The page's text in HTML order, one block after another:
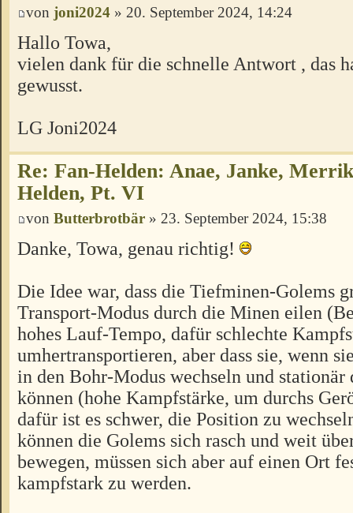
von joni2024 » 20. September 2024, 14:24
Hallo Towa,
vielen dank für die schnelle Antwort , das
gewusst.
LG Joni2024
Re: Fan-Helden: Anae, Janke,
Helden, Pt. VI
von Butterbrotbär » 23. September 2024, 15:38
Danke, Towa, genau richtig!
Die Idee war, dass die Tiefminen-Golems
Transport-Modus durch die Minen eilen
hohes Lauf-Tempo, dafür schlechte
umhertransportieren, aber dass sie, wenn
in den Bohr-Modus wechseln und stationär
können (hohe Kampfstärke, um durchs
dafür ist es schwer, die Position zu
können die Golems sich rasch und weit
bewegen, müssen sich aber auf einen Ort
kampfstark zu werden.